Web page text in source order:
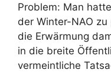
Problem: Man
der Winter-NAO
die Erwärmung
in die breite
vermeintliche